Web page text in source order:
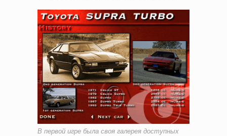
В первой игре была своя галерея доступных